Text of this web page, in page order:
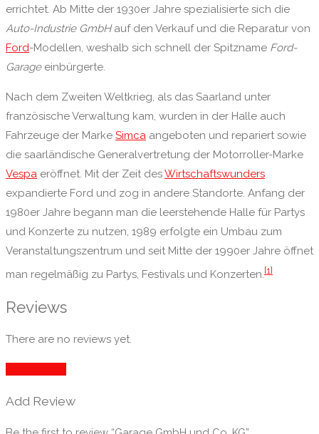
errichtet. Ab Mitte der 1930er Jahre spezialisierte sich die
Auto-Industrie GmbHauf den Verkauf und die Reparatur von
Ford-Modellen, weshalb sich schnell der Spitzname Ford-
Garageeinbürgerte.
Nach dem Zweiten Weltkrieg, als das Saarland unter
französische Verwaltung kam, wurden in der Halle auch
Fahrzeuge der Marke Simca angeboten und repariert sowie
die saarländische Generalvertretung der Motorroller-Marke
Vespa eröffnet. Mit der Zeit desWirtschaftswunders
expandierte Ford und zog in andere Standorte. Anfang der
1980er Jahre begann man die leerstehende Halle für Partys
und Konzerte zu nutzen, 1989 erfolgte ein Umbau zum
Veranstaltungszentrum und seit Mitte der 1990er Jahre öffnet
man regelmäßig zu Partys, Festivals und Konzerten. [1]
Reviews
There are no reviews yet.
Add Review